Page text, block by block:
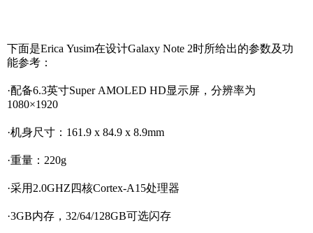
下面是Erica Yusim在设计Galaxy Note 2时所给出的参数及功
能参考：
·配备6.3英寸Super AMOLED HD显示屏，分辨率为
1080×1920
·机身尺寸：161.9 x 84.9 x 8.9mm
·重量：220g
·采用2.0GHZ四核Cortex-A15处理器
·3GB内存，32/64/128GB可选闪存